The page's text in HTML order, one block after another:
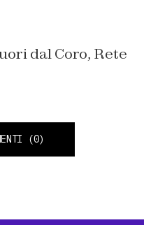
dal Coro, Rete
(0)